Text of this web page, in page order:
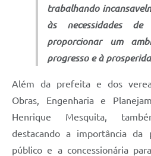
trabalhando
às necessidades
proporcionar um
progresso e à
Além da prefeita e dos
Obras, Engenharia e
Henrique Mesquita,
destacando a importância
público e a concessionária